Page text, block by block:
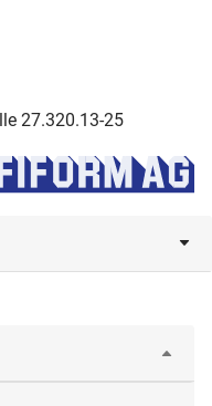
27.320.13-25